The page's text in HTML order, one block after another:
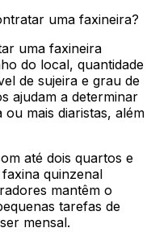
uma faxineira?
uma faxineira
do local, quantidade
de sujeira e grau de
ajudam a determinar
mais diaristas, além
até dois quartos e
quinzenal
mantêm o
tarefas de
mensal.